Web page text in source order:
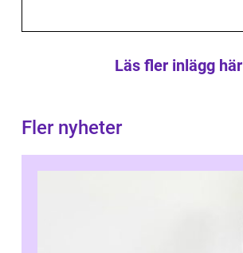
Läs fler inlägg här
Fler nyheter